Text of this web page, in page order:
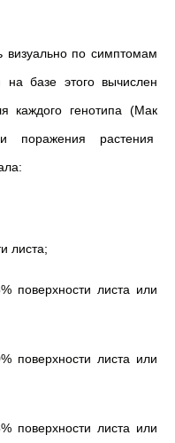
визуально по симптомам
на базе этого вычислен
каждого генотипа (Мак
поражения растения
листа;
поверхности листа или
поверхности листа или
поверхности листа или